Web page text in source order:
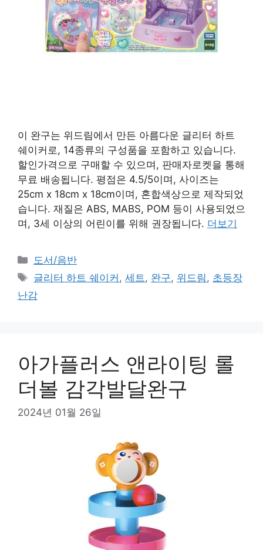
이 완구는 위드림에서 만든 아름다운 글리터 하트
쉐이커로, 14종류의 구성품을 포함하고 있습니다.
할인가격으로 구매할 수 있으며, 판매자로켓을 통해
무료 배송됩니다. 평점은 4.5/5이며, 사이즈는
25cm x 18cm x 18cm이며, 혼합색상으로 제작되었
습니다. 재질은 ABS, MABS, POM 등이 사용되었으
며, 3세 이상의 어린이를 위해 권장됩니다. 더보기
카
테
리
도서/음반
태
그
글리터 하트 쉐이커 ,세트 , 완구, 위드림 , 초등장
난감
아가플러스 앤라이팅 롤
더볼 감각발달완구
2024년 01월 26일